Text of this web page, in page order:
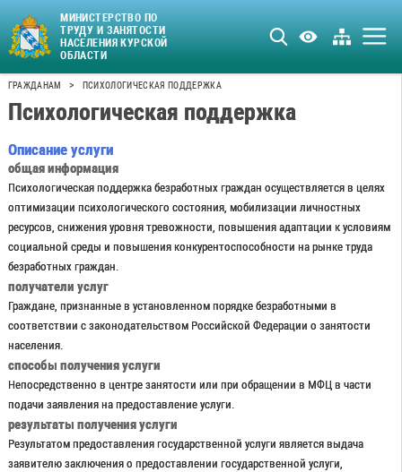
МИНИСТЕРСТВО ПО
ТРУДУ И ЗАНЯТОСТИ
НАСЕЛЕНИЯ КУРСКОЙ
ОБЛАСТИ
ГРАЖДАНАМ > ПСИХОЛОГИЧЕСКАЯ ПОДДЕРЖКА
Психологическая поддержка
Описание услуги
общая информация
Психологическая поддержка безработных граждан осуществляется в целях
оптимизации психологического состояния, мобилизации личностных
ресурсов, снижения уровня тревожности, повышения адаптации к условиям
социальной среды и повышения конкурентоспособности на рынке труда
безработных граждан.
получатели услуг
Граждане, признанные в установленном порядке безработными в
соответствии с законодательством Российской Федерации о занятости
населения.
способы получения услуги
Непосредственно в центре занятости или при обращении в МФЦ в части
подачи заявления на предоставление услуги.
результаты получения услуги
Результатом предоставления государственной услуги является выдача
заявителю заключения о предоставлении государственной услуги,